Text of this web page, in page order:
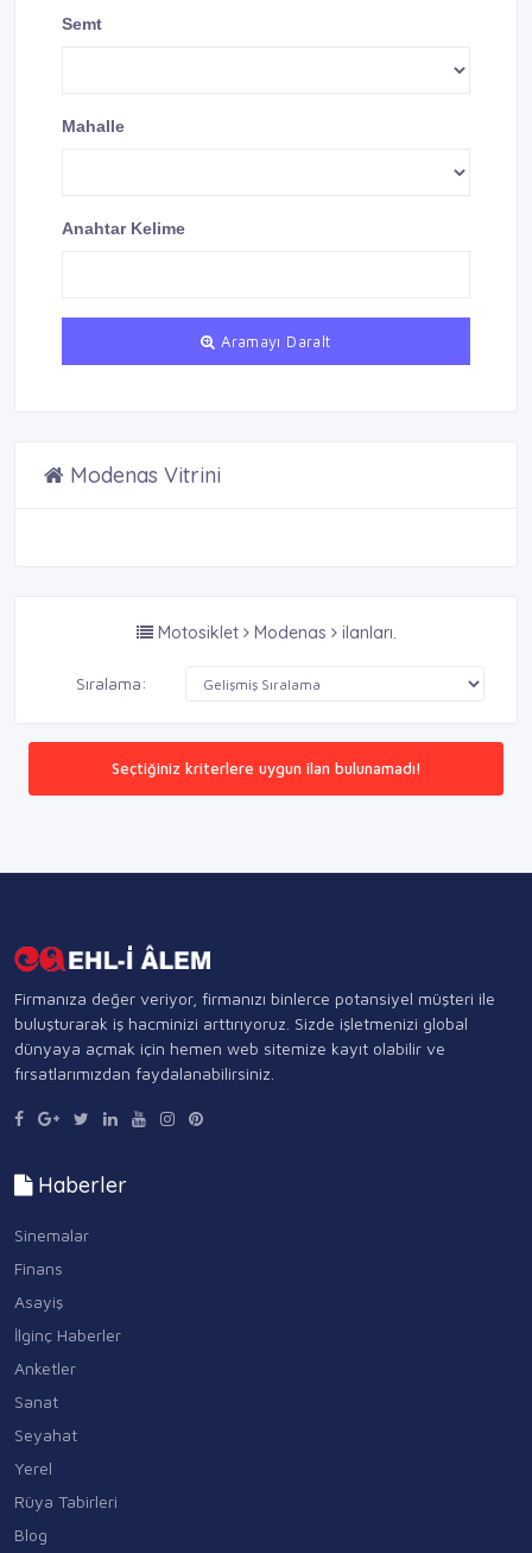
Semt
Mahalle
Anahtar Kelime
Aramayı Daralt
Modenas Vitrini
Motosiklet Modenas ilanları.
Sıralama:
Seçtiğiniz kriterlere uygun ilan bulunamadı!
Firmanıza değer veriyor, firmanızı binlerce potansiyel müşteri ile
buluşturarak iş hacminizi arttırıyoruz. Sizde işletmenizi global
dünyaya açmak için hemen web sitemize kayıt olabilir ve
fırsatlarımızdan faydalanabilirsiniz.
Haberler
Sinemalar
Finans
Asayiş
İlginç Haberler
Anketler
Sanat
Seyahat
Yerel
Rüya Tabirleri
Blog